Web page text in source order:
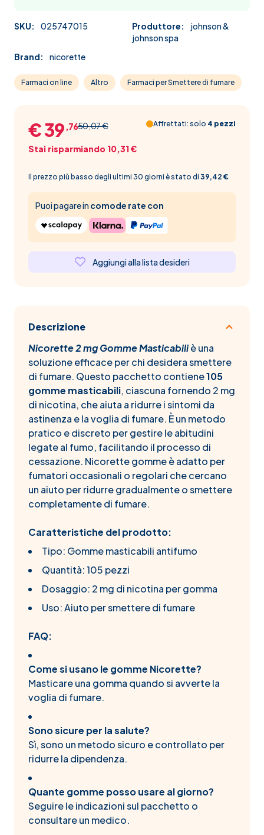
SKU: 025747015 Produttore:
johnson &
johnson spa
Brand:
nicorette
Farmaci on line Altro Farmaci per Smettere di fumare
50,07 €
€ 39 ,76
Stai risparmiando 10,31 €
Affrettati: solo 4 pezzi
Il prezzo più basso degli ultimi 30 giorni è stato di 39,42 €
Puoi pagare incomode rate con
Aggiungi alla lista desideri
Descrizione
Nicorette 2 mg Gomme Masticabiliè una
soluzione efficace per chi desidera smettere
di fumare. Questo pacchetto contiene105
gomme masticabili, ciascuna fornendo 2 mg
di nicotina, che aiuta a ridurre i sintomi da
astinenza e la voglia di fumare. È un metodo
pratico e discreto per gestire le abitudini
legate al fumo, facilitando il processo di
cessazione. Nicorette gomme è adatto per
fumatori occasionali o regolari che cercano
un aiuto per ridurre gradualmente o smettere
completamente di fumare.
Caratteristiche del prodotto:
Tipo: Gomme masticabili antifumo
Quantità: 105 pezzi
Dosaggio: 2 mg di nicotina per gomma
Uso: Aiuto per smettere di fumare
FAQ:
Come si usano le gomme Nicorette?
Masticare una gomma quando si avverte la
voglia di fumare.
Sono sicure per la salute?
Sì, sono un metodo sicuro e controllato per
ridurre la dipendenza.
Quante gomme posso usare al giorno?
Seguire le indicazioni sul pacchetto o
consultare un medico.